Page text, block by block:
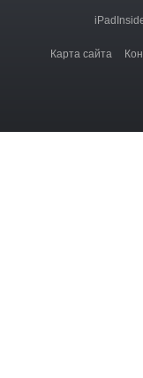
Карта сайта